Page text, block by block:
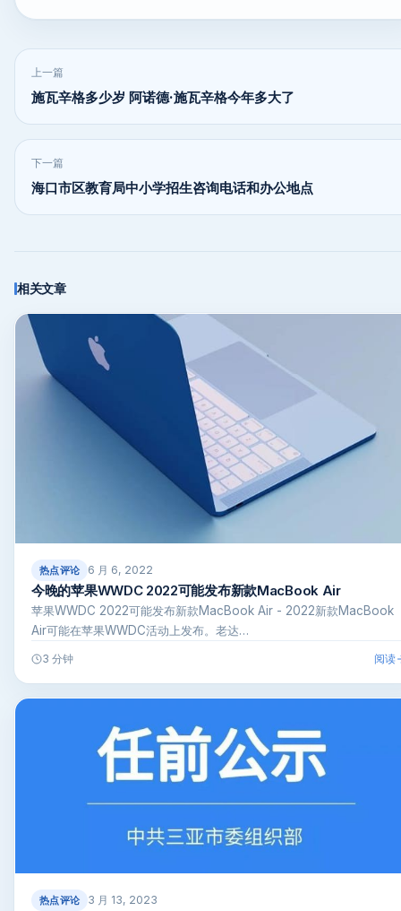
上一篇
施瓦辛格多少岁 阿诺德·施瓦辛格今年多大了
下一篇
海口市区教育局中小学招生咨询电话和办公地点
相关文章
热点评论 6 月 6, 2022
今晚的苹果WWDC 2022可能发布新款MacBook Air
苹果WWDC 2022可能发布新款MacBook Air - 2022新款MacBook
Air可能在苹果WWDC活动上发布。老达…
3 分钟 阅读
热点评论 3 月 13, 2023